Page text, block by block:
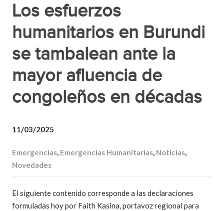
Los esfuerzos
humanitarios en Burundi
se tambalean ante la
mayor afluencia de
congoleños en décadas
11/03/2025
Emergencias, Emergencias Humanitarias, Noticias,
Novedades
El siguiente contenido corresponde a las declaraciones
formuladas hoy por Faith Kasina, portavoz regional para